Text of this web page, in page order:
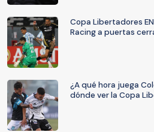
Copa Libertadores
Racing a puertas
¿A qué hora juega
dónde ver la Copa